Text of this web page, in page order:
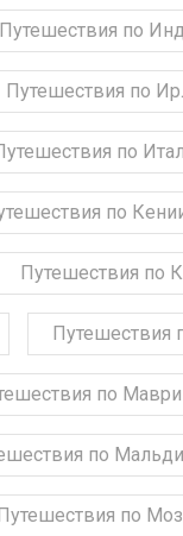
Путешествия по
Путешествия по
по
по
Путешествия по
Путешествия
по
по
Путешествия по